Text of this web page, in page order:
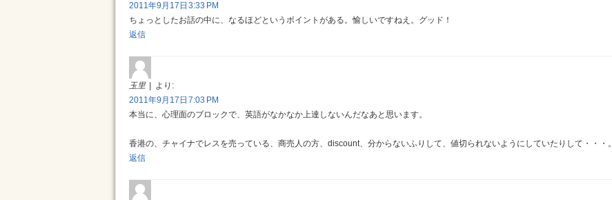
2011年9月17日 3:33 PM
ちょっとしたお話の中に、なるほどというポイントがある。愉しいですねえ。グッド！
返信
玉里
より:
2011年9月17日 7:03 PM
本当に、心理面のブロックで、英語がなかなか上達しないんだなあと思います。
香港の、チャイナでレスを売っている、商売人の方、discount、分からないふりして、値切られないようにしていたりして・・・。
返信